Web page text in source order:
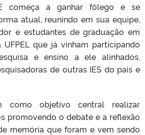
começa a ganhar fôlego e se
atual, reunindo em sua equipe,
e estudantes de graduação em
UFPEL que já vinham participando
e ensino a ele alinhados,
de outras IES do país e
como objetivo central realizar
promovendo o debate e a reflexão
memória que foram e vem sendo